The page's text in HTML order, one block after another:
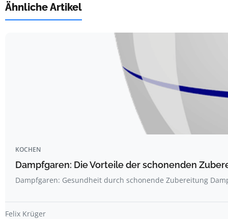
Ähnliche Artikel
KOCHEN
Dampfgaren: Die Vorteile der schonenden
Dampfgaren: Gesundheit durch schonende Zubereitung
Felix Krüger